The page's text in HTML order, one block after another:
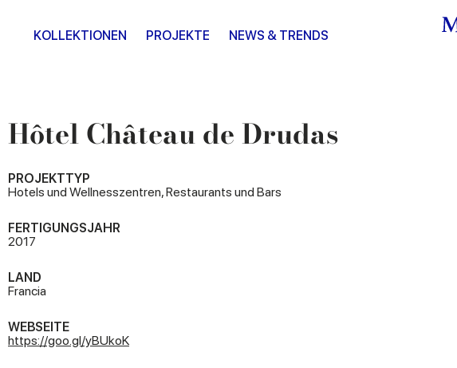
KOLLEKTIONEN PROJEKTE NEWS & TRENDS
Hôtel Château de Drudas
PROJEKTTYP
Hotels und Wellnesszentren, Restaurants und Bars
FERTIGUNGSJAHR
2017
LAND
Francia
WEBSEITE
https://goo.gl/yBUkoK